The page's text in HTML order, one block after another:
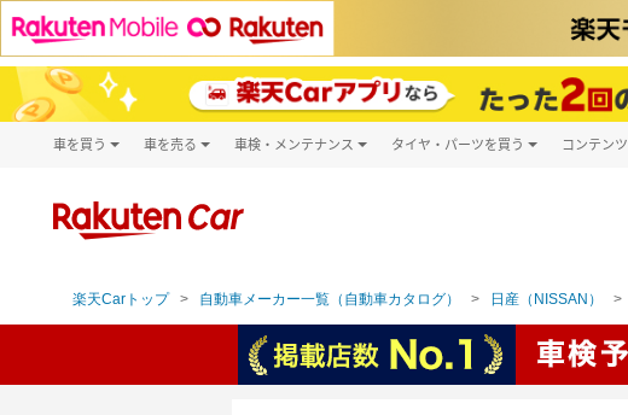
車を買う
新車
車を売る 車検・メンテナンス タイヤ・パーツを買う コンテンツ
楽天Carトップ 自動車メーカー一覧（自動車カタログ） 日産（NISSAN）